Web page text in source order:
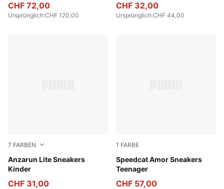
CHF 72,00
Ursprünglich:CHF 120,00
CHF 32,00
Ursprünglich:CHF 44,00
7 FARBEN
Anzarun Lite Sneakers
Kinder
PUMA White-PUMA White
CHF 31,00
1 FARBE
Speedcat Amor Sneakers
Teenager
Vapor Gray-Jasmine Flower
CHF 57,00